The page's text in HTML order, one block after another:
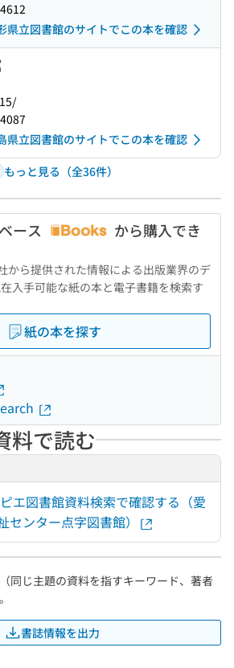
県立図書館のサイトでこの本を確認
県立図書館のサイトでこの本を確認
もっと見る（全36件）
ース
から購入でき
から提供された情報による出版業界のデ
入手可能な紙の本と電子書籍を検索す
紙の本を探す
料で読む
エ図書館資料検索で確認する（愛
センター点字図書館）
同じ主題の資料を指すキーワード、著者
書誌情報を出力